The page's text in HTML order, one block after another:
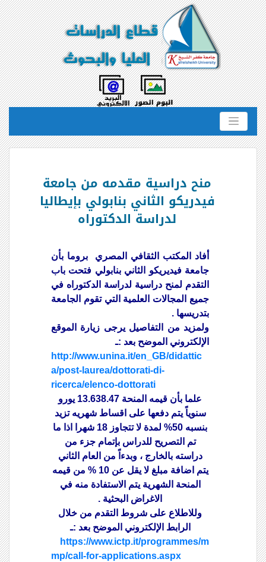
منح دراسية مقدمه من جامعة
فيدريكو الثاني بنابولي بإيطاليا
لدراسة الدكتوراه
أفاد المكتب الثقافي المصري بروما بأن
جامعة فيديريكو الثاني بنابولي فتحت باب
التقدم لمنح دراسية لدراسة الدكتوراه في
جميع المجالات العلمية التي تقوم الجامعة
بتدريسها .
ولمزيد من التفاصيل يرجى زيارة الموقع
الإلكتروني الموضح بعد :ـ
http://www.unina.it/en_GB/didattic
a/post-laurea/dottorati-di-
ricerca/elenco-dottorati
علما بأن قيمه المنحة 13.638.47 يورو
سنوياً يتم دفعها على اقساط شهريه تزيد
بنسبه 50% لمدة لا تتجاوز 18 شهرا اذا ما
تم التصريح للدراس بإتمام جزء من
دراسته بالخارج ، وبدءاً من العام الثاني
يتم اضافة مبلغ لا يقل عن 10 % من قيمه
المنحة الشهرية يتم الاستفادة منه في
الاغراض البحثية .
وللاطلاع على شروط التقدم من خلال
الرابط الإلكتروني الموضح بعد :ـ
https://www.ictp.it/programmes/m
mp/call-for-applications.aspx